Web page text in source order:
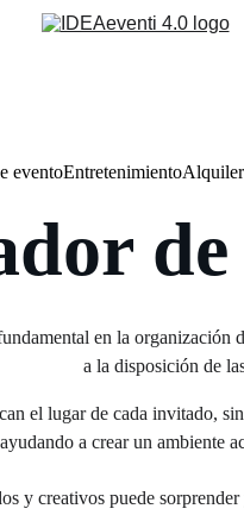
eventoEntretenimiento
en la
a la disposición de
el lugar de cada invitado,
ayudando a crear un ambiente
y creativos puede